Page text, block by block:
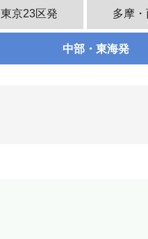
東京23区発 多摩
中部・東海発